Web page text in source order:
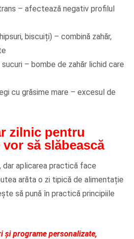
– afectează negativ profilul
biscuiți) – combină zahăr,
– bombe de zahăr lichid care
cu grăsime mare – excesul de
zilnic pentru
să slăbească
aplicarea practică face
arăta o zi tipică de alimentație
să pună în practică principiile
și programe personalizate,